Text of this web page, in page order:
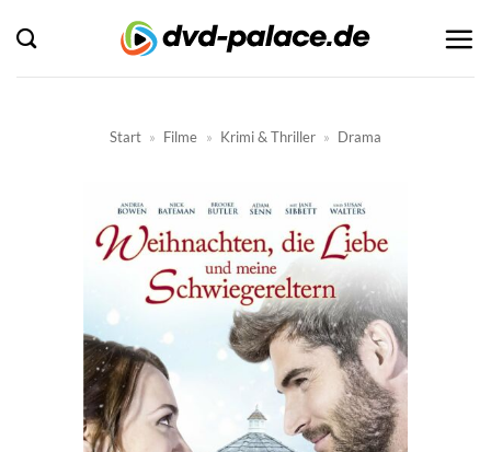
Inhalt
springen
Start » Filme » Krimi & Thriller » Drama